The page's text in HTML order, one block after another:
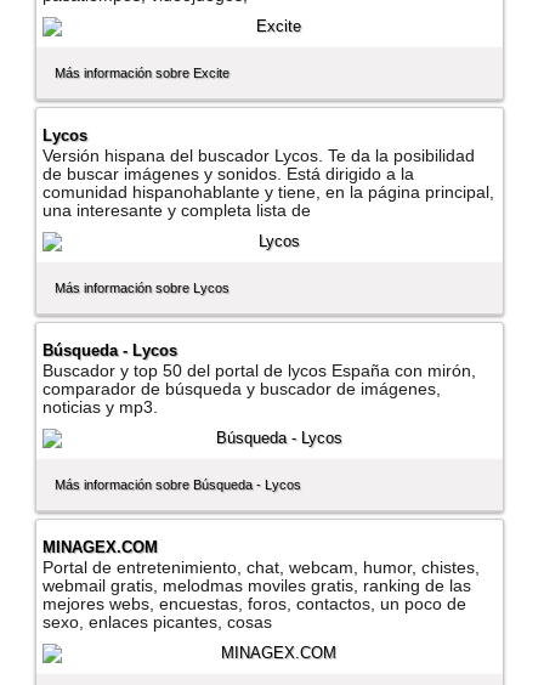
Más información sobre Excite
Lycos
Versión hispana del buscador Lycos. Te da la posibilidad
de buscar imágenes y sonidos. Está dirigido a la
comunidad hispanohablante y tiene, en la página principal,
una interesante y completa lista de
Más información sobre Lycos
Búsqueda - Lycos
Buscador y top 50 del portal de lycos España con mirón,
comparador de búsqueda y buscador de imágenes,
noticias y mp3.
Más información sobre Búsqueda - Lycos
MINAGEX.COM
Portal de entretenimiento, chat, webcam, humor, chistes,
webmail gratis, melodmas moviles gratis, ranking de las
mejores webs, encuestas, foros, contactos, un poco de
sexo, enlaces picantes, cosas